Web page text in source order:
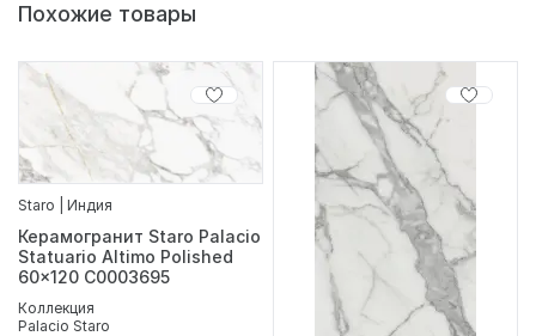
Похожие товары
Staro | Индия
Керамогранит Staro Palacio
Statuario Altimo Polished
60x120 С0003695
Коллекция
Palacio Staro